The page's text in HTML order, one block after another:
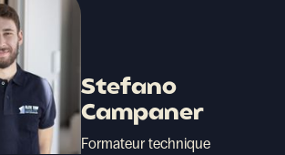
Stefano
Campaner
Formateur technique